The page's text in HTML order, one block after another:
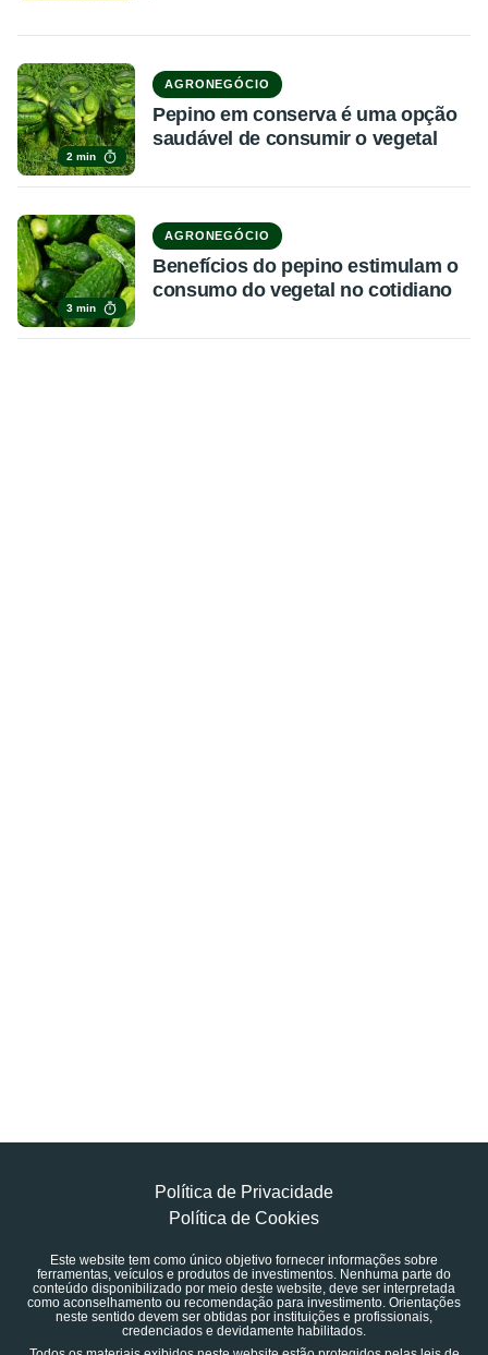
2 min
AGRONEGÓCIO
Pepino em conserva é uma opção
saudável de consumir o vegetal
3 min
AGRONEGÓCIO
Benefícios do pepino estimulam o
consumo do vegetal no cotidiano
Política de Privacidade
Política de Cookies
Este website tem como único objetivo fornecer informações sobre
ferramentas, veículos e produtos de investimentos. Nenhuma parte do
conteúdo disponibilizado por meio deste website, deve ser interpretada
como aconselhamento ou recomendação para investimento. Orientações
neste sentido devem ser obtidas por instituições e profissionais,
credenciados e devidamente habilitados.